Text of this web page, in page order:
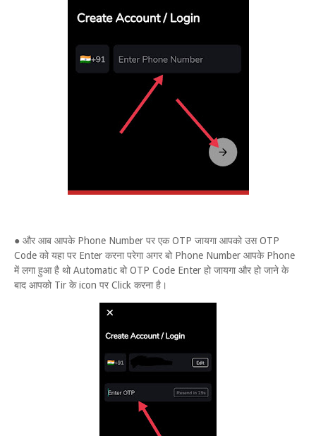
● और आब आपके Phone Number पर एक OTP जायगा आपको उस OTP
Code को यहा पर Enter करना परेगा अगर बो Phone Number आपके Phone
में लगा हुआ है थो Automatic बो OTP Code Enter हो जायगा और हो जाने के
बाद आपको Tir के icon पर Click करना है।